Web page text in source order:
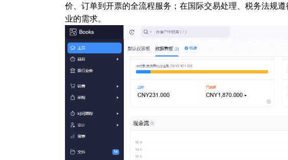
价、订单到开票的全流程服务；在国际交易处理、税务法规
业的需求。